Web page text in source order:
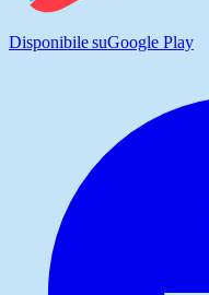
Disponibile suGoogle Play